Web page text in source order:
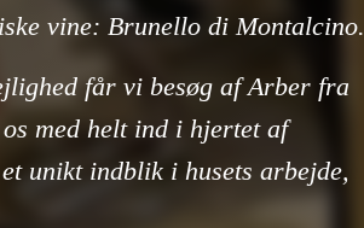
vine: Brunello di Montalcino.
får vi besøg af Arber fra
med helt ind i hjertet af
unikt indblik i husets arbejde,